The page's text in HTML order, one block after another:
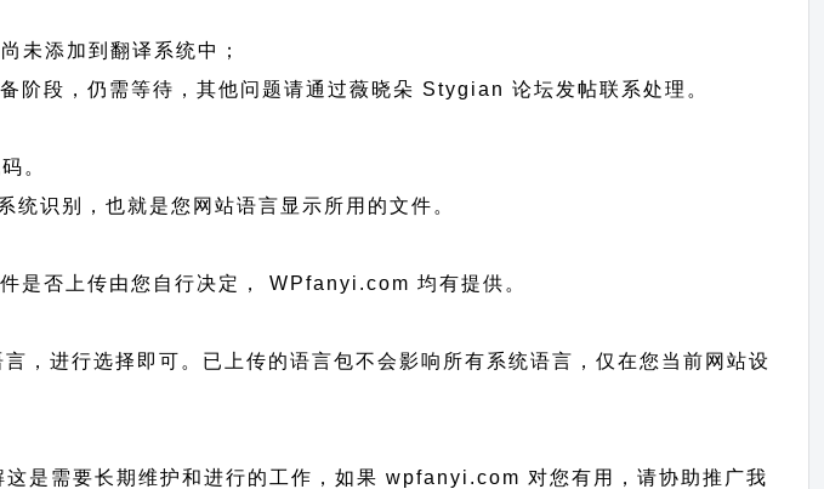
未添加到翻译系统中；
阶段，仍需等待，其他问题请通过薇晓朵 Stygian 论坛发帖联系处理。
。
识别，也就是您网站语言显示所用的文件。
否上传由您自行决定， WPfanyi.com 均有提供。
进行选择即可。已上传的语言包不会影响所有系统语言，仅在您当前网站设
是需要长期维护和进行的工作，如果 wpfanyi.com 对您有用，请协助推广我